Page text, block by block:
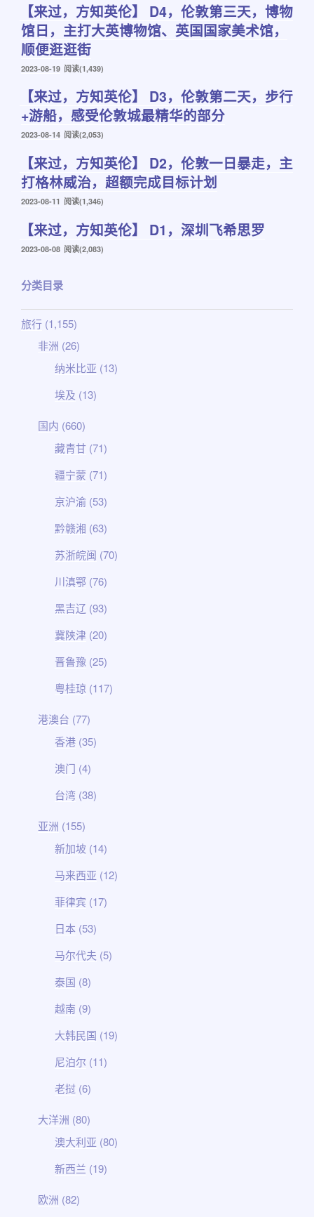
【来过，方知英伦】 D4，伦敦第三天，博物
馆日，主打大英博物馆、英国国家美术馆，
顺便逛逛街
发
2023-08-19 阅读(1,439)
【来过，方知英伦】 D3，伦敦第二天，步行
+游船，感受伦敦城最精华的部分
发
2023-08-14 阅读(2,053)
【来过，方知英伦】 D2，伦敦一日暴走，主
打格林威治，超额完成目标计划
发
2023-08-11 阅读(1,346)
【来过，方知英伦】 D1，深圳飞希思罗
发
2023-08-08 阅读(2,083)
分类目录
旅行 (1,155)
非洲 (26)
纳米比亚 (13)
埃及 (13)
国内 (660)
藏青甘 (71)
疆宁蒙 (71)
京沪渝 (53)
黔赣湘 (63)
苏浙皖闽 (70)
川滇鄂 (76)
黑吉辽 (93)
冀陕津 (20)
晋鲁豫 (25)
粤桂琼 (117)
港澳台 (77)
香港 (35)
澳门 (4)
台湾 (38)
亚洲 (155)
新加坡 (14)
马来西亚 (12)
菲律宾 (17)
日本 (53)
马尔代夫 (5)
泰国 (8)
越南 (9)
大韩民国 (19)
尼泊尔 (11)
老挝 (6)
大洋洲 (80)
澳大利亚 (80)
新西兰 (19)
欧洲 (82)